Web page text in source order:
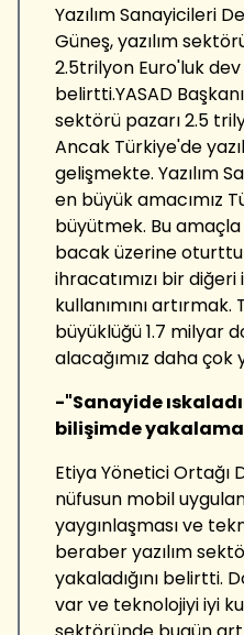
Yazılım Sanayicileri
Güneş, yazılım
2.5trilyon Euro'luk
belirtti.YASAD
sektörü pazarı 2.5
Ancak Türkiye'de
gelişmekte. Yazılım
en büyük amacımız
büyütmek. Bu
bacak üzerine
ihracatımızı bir diğeri
kullanımını artırmak.
büyüklüğü 1.7 milyar
alacağımız daha çok
-"Sanayide
bilişimde yakalama
Etiya Yönetici Ortağı
nüfusun mobil
yaygınlaşması ve
beraber yazılım
yakaladığını belirtti.
var ve teknolojiyi iyi